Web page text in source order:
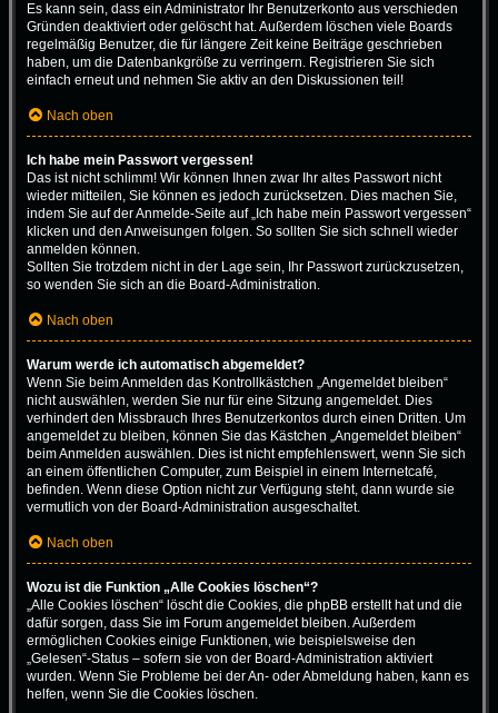
Es kann sein, dass ein Administrator Ihr Benutzerkonto aus verschieden
Gründen deaktiviert oder gelöscht hat. Außerdem löschen viele Boards
regelmäßig Benutzer, die für längere Zeit keine Beiträge geschrieben
haben, um die Datenbankgröße zu verringern. Registrieren Sie sich
einfach erneut und nehmen Sie aktiv an den Diskussionen teil!
Nach oben
Ich habe mein Passwort vergessen!
Das ist nicht schlimm! Wir können Ihnen zwar Ihr altes Passwort nicht
wieder mitteilen, Sie können es jedoch zurücksetzen. Dies machen Sie,
indem Sie auf der Anmelde-Seite auf „Ich habe mein Passwort vergessen“
klicken und den Anweisungen folgen. So sollten Sie sich schnell wieder
anmelden können.
Sollten Sie trotzdem nicht in der Lage sein, Ihr Passwort zurückzusetzen,
so wenden Sie sich an die Board-Administration.
Nach oben
Warum werde ich automatisch abgemeldet?
Wenn Sie beim Anmelden das Kontrollkästchen „Angemeldet bleiben“
nicht auswählen, werden Sie nur für eine Sitzung angemeldet. Dies
verhindert den Missbrauch Ihres Benutzerkontos durch einen Dritten. Um
angemeldet zu bleiben, können Sie das Kästchen „Angemeldet bleiben“
beim Anmelden auswählen. Dies ist nicht empfehlenswert, wenn Sie sich
an einem öffentlichen Computer, zum Beispiel in einem Internetcafé,
befinden. Wenn diese Option nicht zur Verfügung steht, dann wurde sie
vermutlich von der Board-Administration ausgeschaltet.
Nach oben
Wozu ist die Funktion „Alle Cookies löschen“?
„Alle Cookies löschen“ löscht die Cookies, die phpBB erstellt hat und die
dafür sorgen, dass Sie im Forum angemeldet bleiben. Außerdem
ermöglichen Cookies einige Funktionen, wie beispielsweise den
„Gelesen“-Status – sofern sie von der Board-Administration aktiviert
wurden. Wenn Sie Probleme bei der An- oder Abmeldung haben, kann es
helfen, wenn Sie die Cookies löschen.